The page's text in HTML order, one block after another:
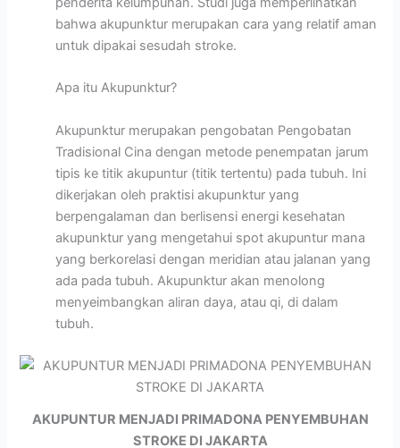
bahwa akupunktur merupakan cara yang relatif aman
untuk dipakai sesudah stroke.
Apa itu Akupunktur?
Akupunktur merupakan pengobatan Pengobatan
Tradisional Cina dengan metode penempatan jarum
tipis ke titik akupuntur (titik tertentu) pada tubuh. Ini
dikerjakan oleh praktisi akupunktur yang
berpengalaman dan berlisensi energi kesehatan
akupunktur yang mengetahui spot akupuntur mana
yang berkorelasi dengan meridian atau jalanan yang
ada pada tubuh. Akupunktur akan menolong
menyeimbangkan aliran daya, atau qi, di dalam
tubuh.
AKUPUNTUR MENJADI PRIMADONA PENYEMBUHAN
STROKE DI JAKARTA